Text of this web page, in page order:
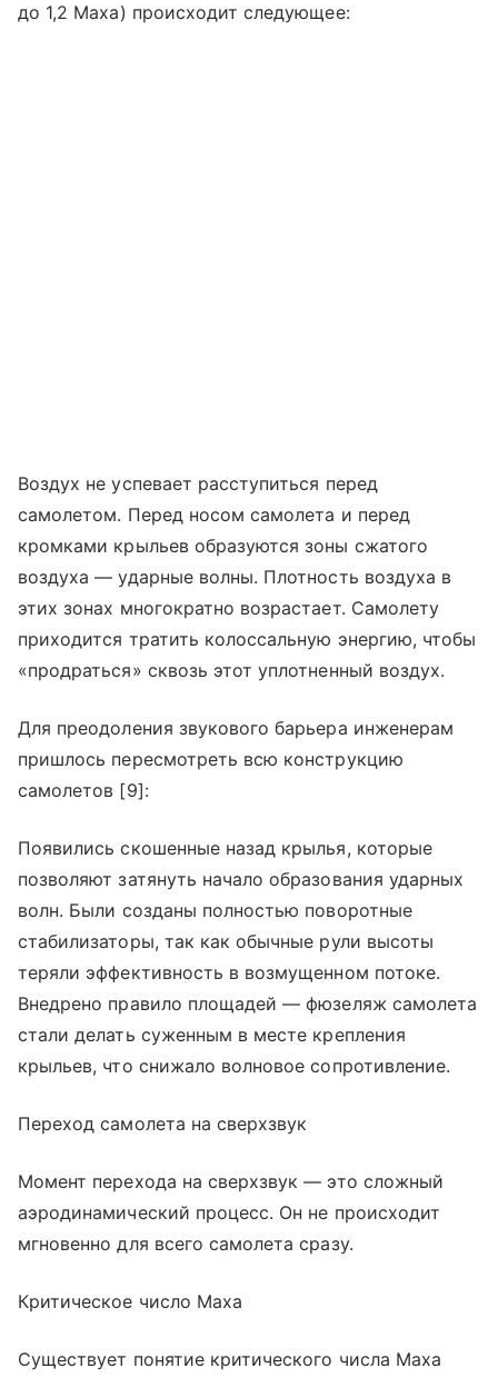
до 1,2 Маха) происходит следующее:
Воздух не успевает расступиться перед
самолетом. Перед носом самолета и перед
кромками крыльев образуются зоны сжатого
воздуха — ударные волны. Плотность воздуха в
этих зонах многократно возрастает. Самолету
приходится тратить колоссальную энергию, чтобы
«продраться» сквозь этот уплотненный воздух.
Для преодоления звукового барьера инженерам
пришлось пересмотреть всю конструкцию
самолетов [9]:
Появились скошенные назад крылья, которые
позволяют затянуть начало образования ударных
волн. Были созданы полностью поворотные
стабилизаторы, так как обычные рули высоты
теряли эффективность в возмущенном потоке.
Внедрено правило площадей — фюзеляж самолета
стали делать суженным в месте крепления
крыльев, что снижало волновое сопротивление.
Переход самолета на сверхзвук
Момент перехода на сверхзвук — это сложный
аэродинамический процесс. Он не происходит
мгновенно для всего самолета сразу.
Критическое число Маха
Существует понятие критического числа Маха